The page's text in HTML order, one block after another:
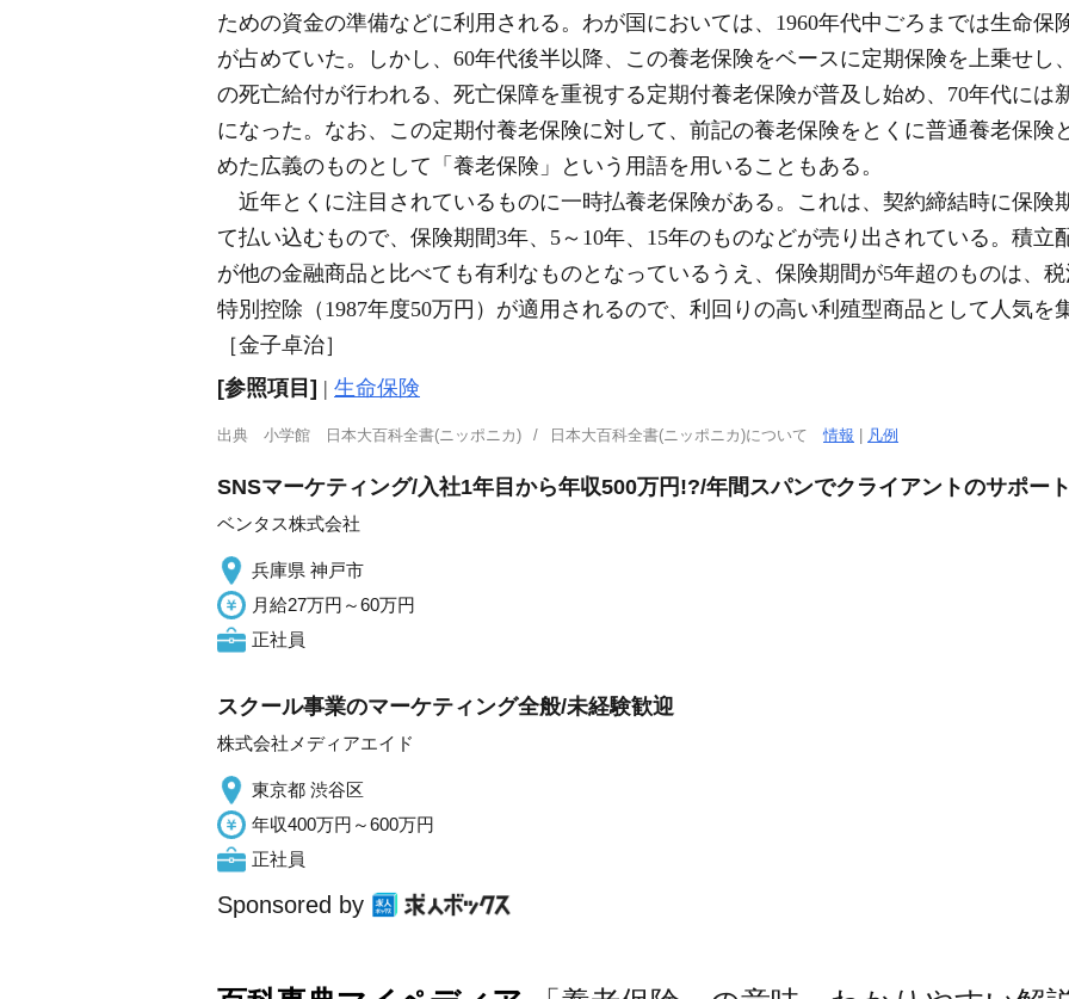
ための資金の準備などに利用される。わが国においては、1960年代中ごろまでは生命保
が占めていた。しかし、60年代後半以降、この養老保険をベースに定期保険を上乗せし
の死亡給付が行われる、死亡保障を重視する定期付養老保険が普及し始め、70年代には
になった。なお、この定期付養老保険に対して、前記の養老保険をとくに普通養老保険
めた広義のものとして「養老保険」という用語を用いることもある。
近年とくに注目されているものに一時払養老保険がある。これは、契約締結時に保険
て払い込むもので、保険期間3年、5～10年、15年のものなどが売り出されている。積立
が他の金融商品と比べても有利なものとなっているうえ、保険期間が5年超のものは、
特別控除（1987年度50万円）が適用されるので、利回りの高い利殖型商品として人気を
［金子卓治］
[参照項目] | 生命保険
出典 小学館 日本大百科全書(ニッポニカ) 日本大百科全書(ニッポニカ)について情報 | 凡例
SNSマーケティング/入社1年目から年収500万円!?/年間スパンでクライアントのサポー
ベンタス株式会社
兵庫県 神戸市
月給27万円～60万円
正社員
スクール事業のマーケティング全般/未経験歓迎
株式会社メディアエイド
東京都 渋谷区
年収400万円～600万円
正社員
Sponsored by